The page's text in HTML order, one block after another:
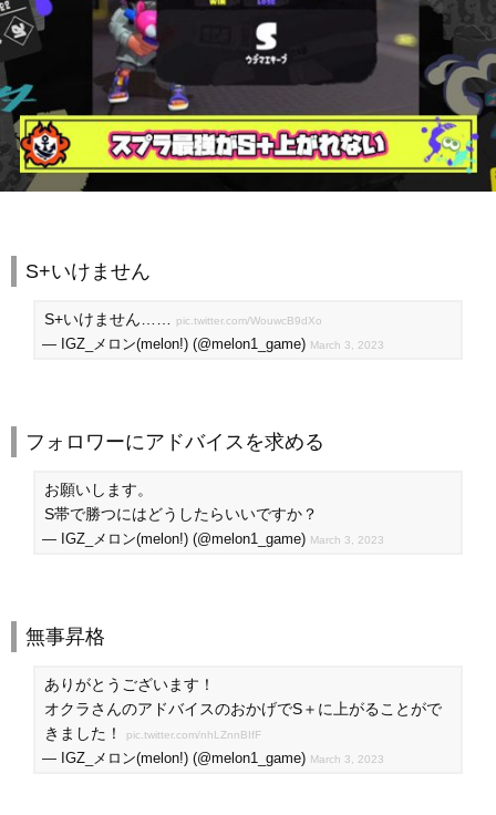
S+いけません
S+いけません…… pic.twitter.com/WouwcB9dXo
— IGZ_メロン(melon!) (@melon1_game) March 3, 2023
フォロワーにアドバイスを求める
お願いします。
S帯で勝つにはどうしたらいいですか？
— IGZ_メロン(melon!) (@melon1_game) March 3, 2023
無事昇格
ありがとうございます！
オクラさんのアドバイスのおかげでS＋に上がることがで
きました！
pic.twitter.com/nhLZnnBIfF
— IGZ_メロン(melon!) (@melon1_game) March 3, 2023